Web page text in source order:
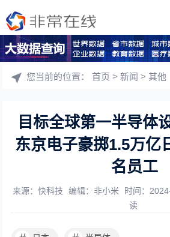
您当前的位置：首页 >新闻 >其他
目标全球第一半导体
东京电子豪掷1.5万亿
名员工
来源：快科技 编辑：非小米 时间：
读